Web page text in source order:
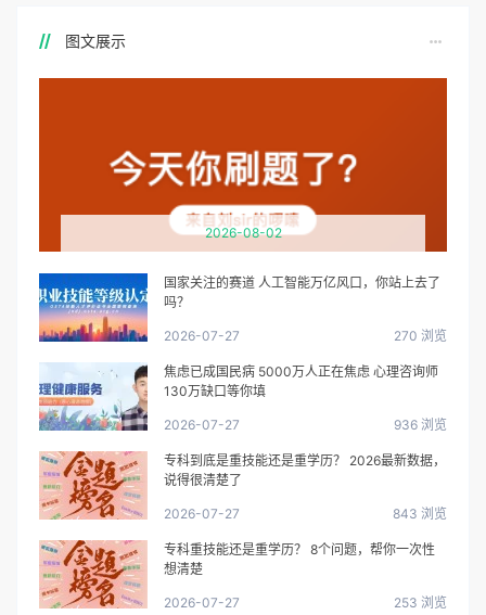
图文展示
2026-08-02
国家关注的赛道 人工智能万亿风口，你站上去了
吗？
2026-07-27 270 浏览
焦虑已成国民病 5000万人正在焦虑 心理咨询师
130万缺口等你填
2026-07-27 936 浏览
专科到底是重技能还是重学历？ 2026最新数据，
说得很清楚了
2026-07-27 843 浏览
专科重技能还是重学历？ 8个问题，帮你一次性
想清楚
2026-07-27 253 浏览